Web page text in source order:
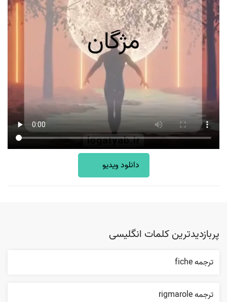
دانلود ویدیو
پربازدیدترین کلمات انگلیسی
ترجمه fiche
ترجمه rigmarole